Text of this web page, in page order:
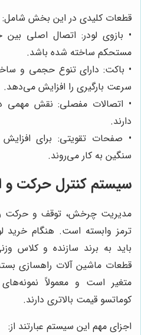
قطعات کلیدی در این بخش شامل:
• بازوی لودر: اتصال اصلی
مستحکم ساخته شده باشد.
• باکت: دارای تنوع حجمی و
سرعت بارگیری را افزایش می‌دهد.
• اتصالات مفصلی: نقش مهمی
دارند.
• صفحات تقویتی: برای
سنگین به کار می‌روند.
سیستم کنترل حرکت و
مدیریت چرخش، توقف و حرکت
ترمز وابسته است. هنگام خرید
باید به برند سازنده و کلاس
قطعات ماشین آلات راهسازی
متغیر است و معمولاً
کوماتسو قیمت بالاتری دارند.
اجزای مهم این سیستم عبارتند از: